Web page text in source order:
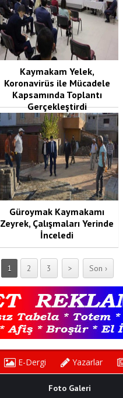
Kaymakam Yelek,
Koronavirüs ile Mücadele
Kapsamında Toplantı
Gerçekleştirdi
Güroymak Kaymakamı
Zeyrek, Çalışmaları Yerinde
İnceledi
1 2 3 > Son ›
E-Dergi Yazarlar
Foto Galeri